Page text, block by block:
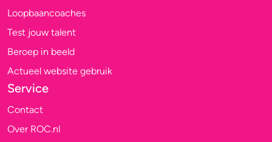
Loopbaancoaches
Test jouw talent
Beroep in beeld
Actueel website gebruik
Service
Contact
Over ROC.nl